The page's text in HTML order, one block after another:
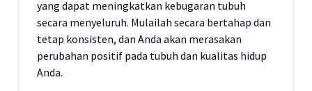
yang dapat meningkatkan kebugaran tubuh
secara menyeluruh. Mulailah secara bertahap dan
tetap konsisten, dan Anda akan merasakan
perubahan positif pada tubuh dan kualitas hidup
Anda.